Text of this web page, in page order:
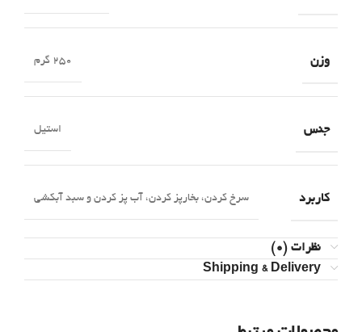
وزن 250 گرم
جنس استیل
کاربرد سرخ کردن، بخارپز کردن، آب پز کردن و سبد آبکشی
نظرات (0)
Shipping & Delivery